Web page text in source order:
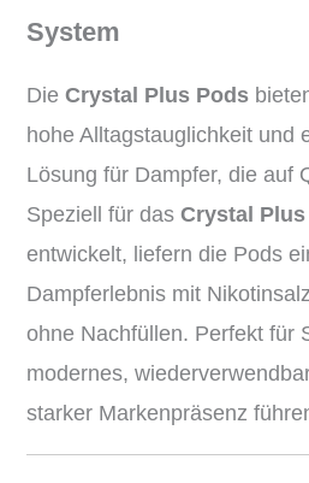
System
DieCrystal Plus Pods
hohe Alltagstauglichkeit und
Lösung für Dampfer, die auf
Speziell für dasCrystal
entwickelt, liefern die Pods
Dampferlebnis mit
ohne Nachfüllen. Perfekt für
modernes,
starker Markenpräsenz